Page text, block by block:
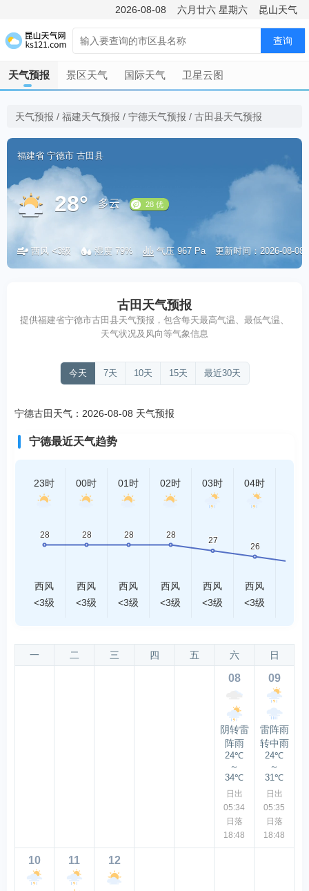
2026-08-08 六月廿六 星期六 昆山天气
查询
天气预报 景区天气 国际天气 卫星云图
天气预报 / 福建天气预报 / 宁德天气预报 / 古田县天气预报
福建省 宁德市 古田县
28° 多云
28 优
西风 <3级 湿度 79% 气压 967 Pa 更新时间：2026-08-08
古田天气预报
提供福建省宁德市古田县天气预报，包含每天最高气温、最低气温、
天气状况及风向等气象信息
今天 7天 10天 15天 最近30天
宁德古田天气：2026-08-08 天气预报
宁德最近天气趋势
23时
西风
<3级
00时
西风
<3级
01时
西风
<3级
02时
西风
<3级
03时
西风
<3级
04时
西风
<3级
一 二 三 四 五 六 日
08
阴转雷
阵雨
24℃
～
34℃
日出
05:34
日落
18:48
09
雷阵雨
转中雨
24℃
～
31℃
日出
05:35
日落
18:48
10 11 12